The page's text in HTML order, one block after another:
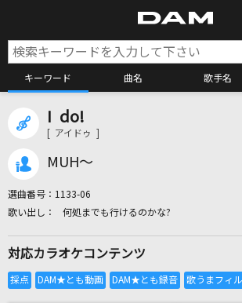
キーワード 曲名 歌手名
全国りれき
I do!
[ アイドゥ ]
MUH～
選曲番号： 1133-06
何処までも行けるのかな?
対応カラオケコンテンツ